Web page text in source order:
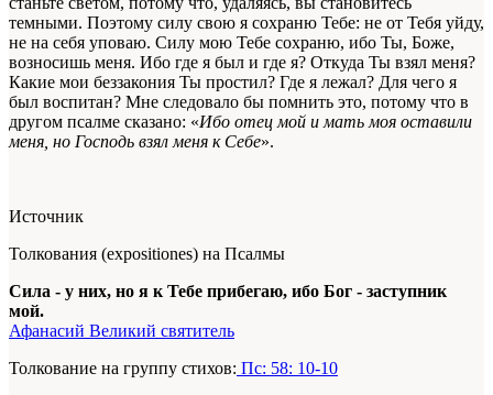
темными. Поэтому силу свою я сохраню Тебе: не от Тебя уйду,
не на себя уповаю. Силу мою Тебе сохраню, ибо Ты, Боже,
возносишь меня. Ибо где я был и где я? Откуда Ты взял меня?
Какие мои беззакония Ты простил? Где я лежал? Для чего я
был воспитан? Мне следовало бы помнить это, потому что в
другом псалме сказано: «Ибо отец мой и мать моя оставили
меня, но Господь взял меня к Себе».
Источник
Толкования (expositiones) на Псалмы
Сила - у них, но я к Тебе прибегаю, ибо Бог - заступник
мой.
Афанасий Великий святитель
Толкование на группу стихов: Пс: 58: 10-10